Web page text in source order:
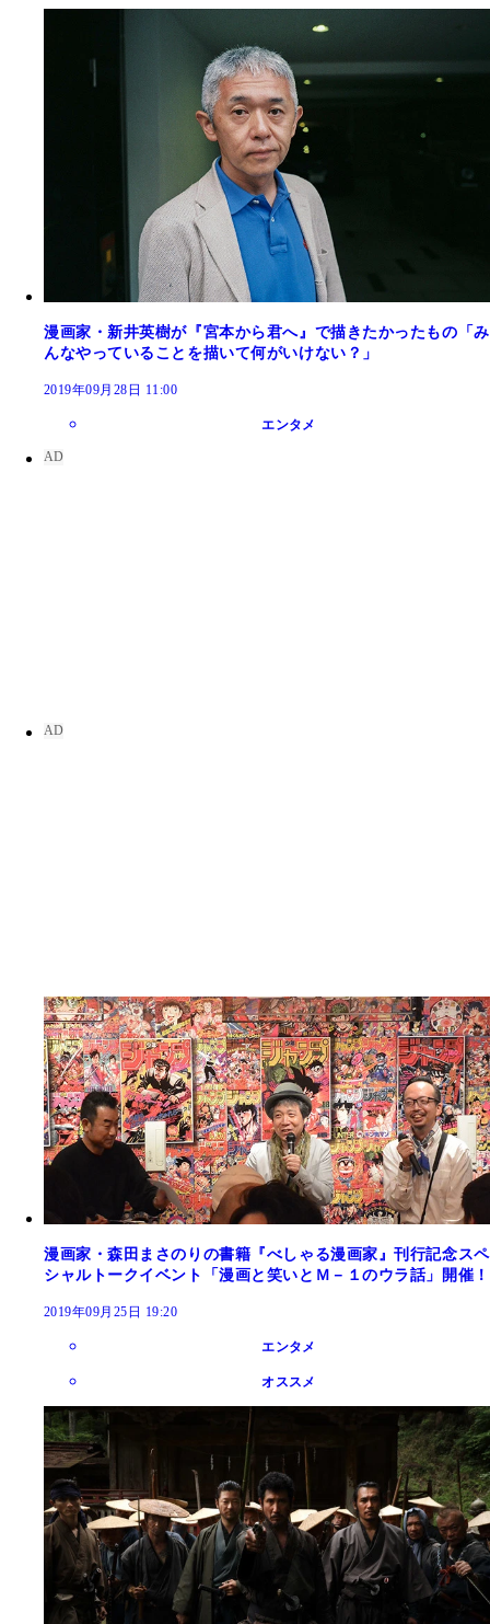
漫画家・新井英樹が『宮本から君へ』で描きたかったもの「み
んなやっていることを描いて何がいけない？」
2019年09月28日 11:00
エンタメ
漫画家・森田まさのりの書籍『べしゃる漫画家』刊行記念スペ
シャルトークイベント「漫画と笑いとＭ－１のウラ話」開催！
2019年09月25日 19:20
エンタメ
オススメ